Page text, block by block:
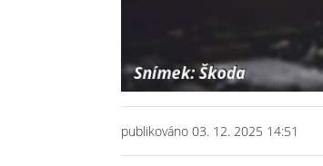
publikováno 03. 12. 2025 14:51